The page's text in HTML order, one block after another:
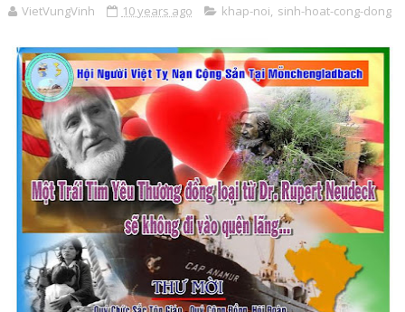
VietVungVinh 10 years ago khap-noi, sinh-hoat-cong-dong